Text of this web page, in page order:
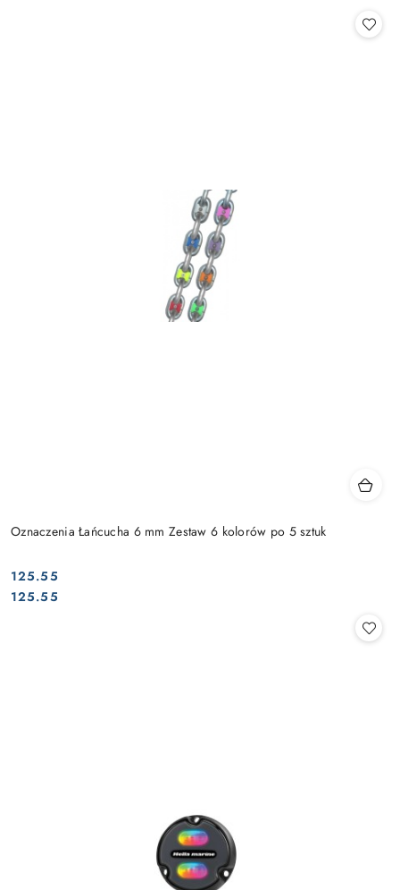
Oznaczenia Łańcucha 6 mm Zestaw 6 kolorów po 5 sztuk
Cena:
125.55
Cena:
125.55